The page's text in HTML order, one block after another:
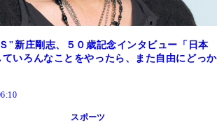
"新庄剛志、５０歳記念インタビュー「日本
いろんなことをやったら、また自由にどっか
スポーツ